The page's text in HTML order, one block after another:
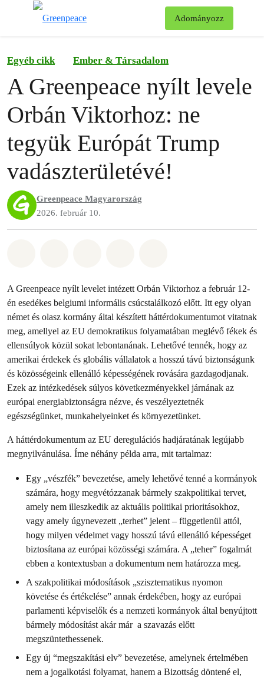
Adományozz
Egyéb cikk Ember & Társadalom
A Greenpeace nyílt levele
Orbán Viktorhoz: ne
tegyük Európát Trump
vadászterületévé!
Greenpeace Magyarország
2026. február 10.
A Greenpeace nyílt levelet intézett Orbán Viktorhoz a február 12-
én esedékes belgiumi informális csúcstalálkozó előtt. Itt egy olyan
német és olasz kormány által készített háttérdokumentumot vitatnak
meg, amellyel az EU demokratikus folyamatában meglévő fékek és
ellensúlyok közül sokat lebontanának. Lehetővé tennék, hogy az
amerikai érdekek és globális vállalatok a hosszú távú biztonságunk
és közösségeink ellenálló képességének rovására gazdagodjanak.
Ezek az intézkedések súlyos következményekkel járnának az
európai energiabiztonságra nézve, és veszélyeztetnék
egészségünket, munkahelyeinket és környezetünket.
A háttérdokumentum az EU deregulációs hadjáratának legújabb
megnyilvánulása. Íme néhány példa arra, mit tartalmaz:
Egy „vészfék” bevezetése, amely lehetővé tenné a kormányok
számára, hogy megvétózzanak bármely szakpolitikai tervet,
amely nem illeszkedik az aktuális politikai prioritásokhoz,
vagy amely úgynevezett „terhet” jelent – függetlenül attól,
hogy milyen védelmet vagy hosszú távú ellenálló képességet
biztosítana az európai közösségi számára. A „teher” fogalmát
ebben a kontextusban a dokumentum nem határozza meg.
A szakpolitikai módosítások „szisztematikus nyomon
követése és értékelése” annak érdekében, hogy az európai
parlamenti képviselők és a nemzeti kormányok által benyújtott
bármely módosítást akár már a szavazás előtt
megszüntethessenek.
Egy új “megszakítási elv” bevezetése, amelynek értelmében
nem a jogalkotási folyamat, hanem a Bizottság döntené el,